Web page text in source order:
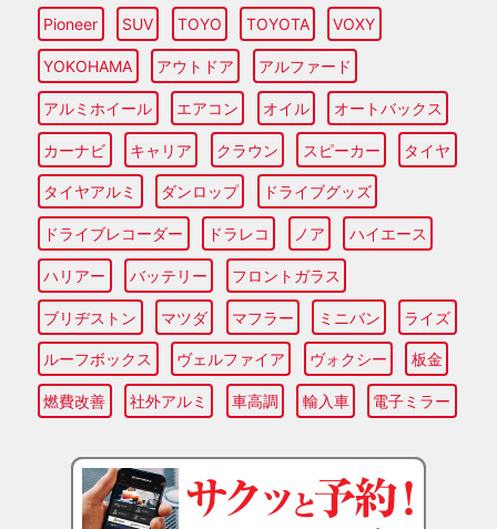
Pioneer SUV TOYO TOYOTA VOXY
YOKOHAMA アウトドア アルファード
アルミホイール エアコン オイル オートバックス
カーナビ キャリア クラウン スピーカー タイヤ
タイヤアルミ ダンロップ ドライブグッズ
ドライブレコーダー ドラレコ ノア ハイエース
ハリアー バッテリー フロントガラス
ブリヂストン マツダ マフラー ミニバン ライズ
ルーフボックス ヴェルファイア ヴォクシー 板金
燃費改善 社外アルミ 車高調 輸入車 電子ミラー